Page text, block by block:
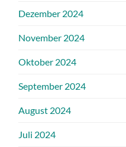
Dezember 2024
November 2024
Oktober 2024
September 2024
August 2024
Juli 2024